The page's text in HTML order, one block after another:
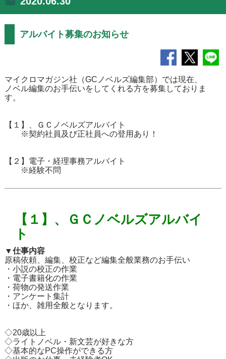
アルバイト募集のお知らせ
マイクロマガジン社（GCノベルズ編集部）では現在、
ノベル編集のお手伝いをしてくれる方を募集しておりま
す。
【１】、ＧＣノベルズアルバイト
※契約社員及び正社員への登用あり！
【２】電子・経理事務アルバイト
※経験不問
【１】、ＧＣノベルズアルバイ
ト
▼仕事内容
原稿依頼、編集、校正など編集全般業務のお手伝い
・小説の校正の作業
・電子書籍化の作業
・荷物の発送作業
・アンケート集計
・ほか、雑用全般となります。
◇20歳以上
◇ライトノベル・新文芸が好きな方
◇基本的なPC操作ができる方